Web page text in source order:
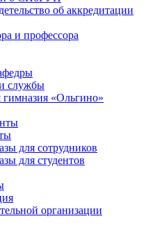
об аккредитации
и профессора
службы
«Ольгино»
для сотрудников
для студентов
организации